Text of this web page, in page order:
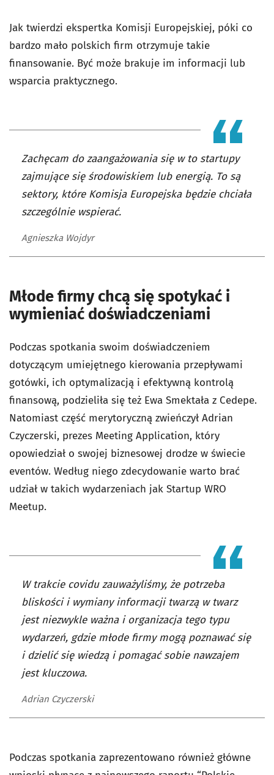
Jak twierdzi ekspertka Komisji Europejskiej, póki co
bardzo mało polskich firm otrzymuje takie
finansowanie. Być może brakuje im informacji lub
wsparcia praktycznego.
Zachęcam do zaangażowania się w to startupy
zajmujące się środowiskiem lub energią. To są
sektory, które Komisja Europejska będzie chciała
szczególnie wspierać.
Agnieszka Wojdyr
Młode firmy chcą się spotykać i
wymieniać doświadczeniami
Podczas spotkania swoim doświadczeniem
dotyczącym umiejętnego kierowania przepływami
gotówki, ich optymalizacją i efektywną kontrolą
finansową, podzieliła się też Ewa Smektała z Cedepe.
Natomiast część merytoryczną zwieńczył Adrian
Czyczerski, prezes Meeting Application, który
opowiedział o swojej biznesowej drodze w świecie
eventów. Według niego zdecydowanie warto brać
udział w takich wydarzeniach jak Startup WRO
Meetup.
W trakcie covidu zauważyliśmy, że potrzeba
bliskości i wymiany informacji twarzą w twarz
jest niezwykle ważna i organizacja tego typu
wydarzeń, gdzie młode firmy mogą poznawać się
i dzielić się wiedzą i pomagać sobie nawzajem
jest kluczowa.
Adrian Czyczerski
Podczas spotkania zaprezentowano również główne